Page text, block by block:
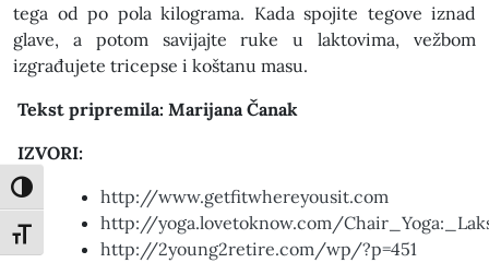
Toggle High Contrast
Toggle Font size
tega od po pola kilograma. Kada spojite tegove iznad
glave, a potom savijajte ruke u laktovima, vežbom
izgrađujete tricepse i koštanu masu.
Tekst pripremila: Marijana Čanak
IZVORI:
http://www.getfitwhereyousit.com
http://yoga.lovetoknow.com/
http://2young2retire.com/wp/?p=451